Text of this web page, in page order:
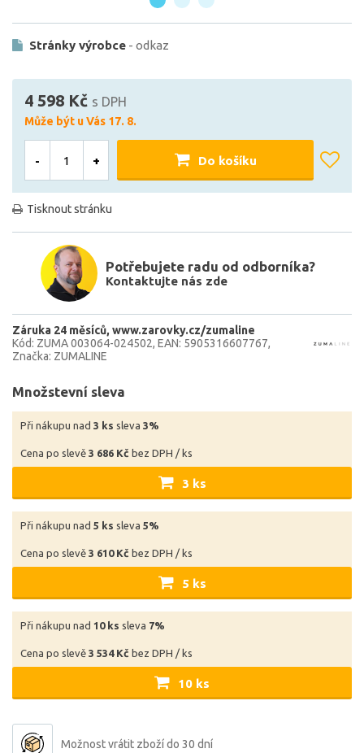
Stránky výrobce - odkaz
4 598 Kč s DPH
Může být u Vás 17. 8.
- + Do košíku
Tisknout stránku
Potřebujete radu od odborníka?
Kontaktujte nás zde
Záruka 24 měsíců www.zarovky.cz/zumaline
Kód: ZUMA 003064-024502 EAN: 5905316607767
Značka: ZUMALINE
Množstevní sleva
Při nákupu nad 3 ks sleva 3%
Cena po slevě 3 686 Kč bez DPH / ks
3 ks
Při nákupu nad 5 ks sleva 5%
Cena po slevě 3 610 Kč bez DPH / ks
5 ks
Při nákupu nad 10 ks sleva 7%
Cena po slevě 3 534 Kč bez DPH / ks
10 ks
Možnost vrátit zboží do 30 dní